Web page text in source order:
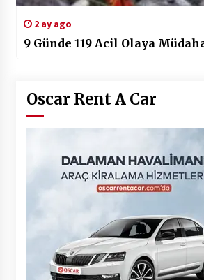
2 ay ago
9 Günde 119 Acil Olaya
Oscar Rent A Car